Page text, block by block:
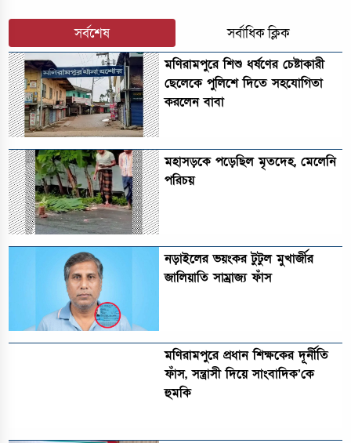
সর্বশেষ সর্বাধিক ক্লিক
মণিরামপুরে শিশু ধর্ষণের চেষ্টাকারী
ছেলেকে পুলিশে দিতে সহযোগিতা
করলেন বাবা
মহাসড়কে পড়েছিল মৃতদেহ, মেলেনি
পরিচয়
নড়াইলের ভয়ংকর টুটুল মুখার্জীর
জালিয়াতি সাম্রাজ্য ফাঁস
মণিরামপুরে প্রধান শিক্ষকের দূর্নীতি
ফাঁস, সন্ত্রাসী দিয়ে সাংবাদিক’কে
হুমকি